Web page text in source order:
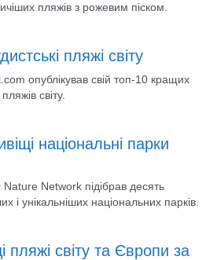
пляжів з рожевим піском.
пляжі світу
опублікував свій топ-10 кращих
світу.
національні парки
Network підібрав десять
і унікальніших національних парків.
пляжі світу та Європи за